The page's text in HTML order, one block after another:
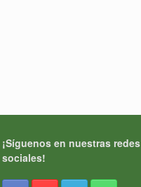
¡Síguenos en nuestras redes
sociales!